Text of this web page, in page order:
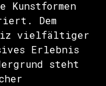
Dem
vielfältiger
Erlebnis
steht